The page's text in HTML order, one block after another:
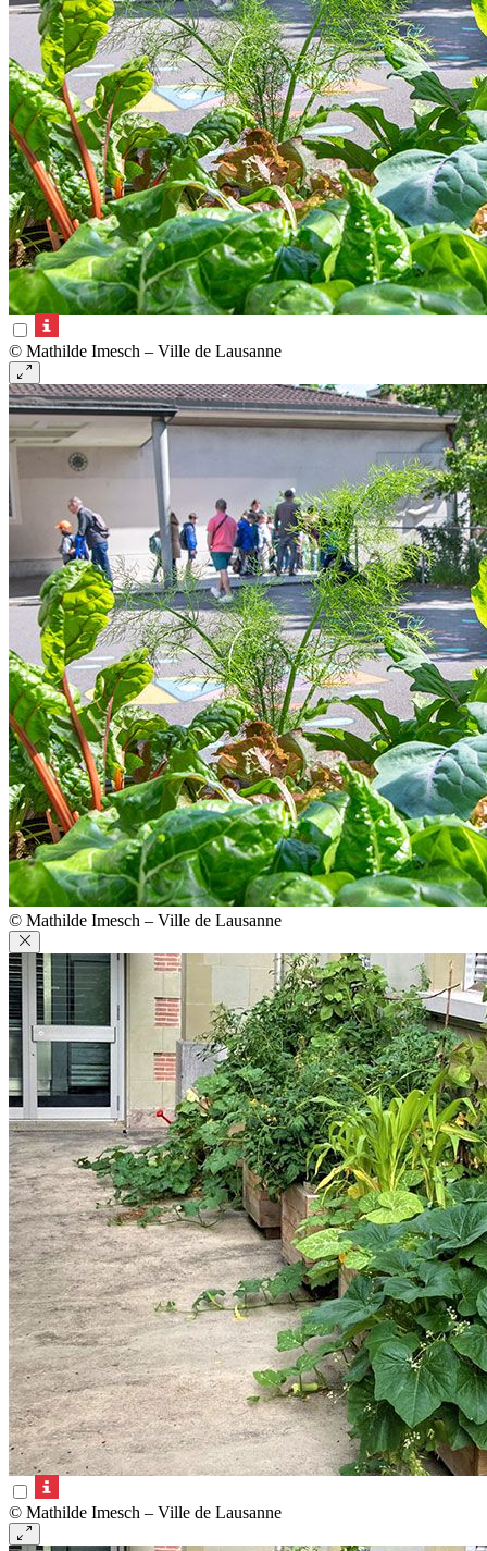
© Mathilde Imesch – Ville de Lausanne
© Mathilde Imesch – Ville de Lausanne
© Mathilde Imesch – Ville de Lausanne